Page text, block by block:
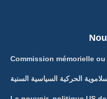
Commission mémorielle
الحركية السياسية السنية